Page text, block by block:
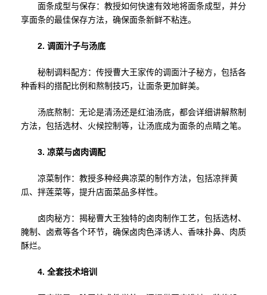
面条成型与保存：教授如何快速有效地将面条成型，并分
享面条的最佳保存方法，确保面条新鲜不粘连。
2. 调面汁子与汤底
秘制调料配方：传授曹大王家传的调面汁子秘方，包括各
种香料的搭配比例和熬制技巧，让面条更加鲜美。
汤底熬制：无论是清汤还是红油汤底，都会详细讲解熬制
方法，包括选材、火候控制等，让汤底成为面条的点睛之笔。
3. 凉菜与卤肉调配
凉菜制作：教授多种经典凉菜的制作方法，包括凉拌黄
瓜、拌莲菜等，提升店面菜品多样性。
卤肉秘方：揭秘曹大王独特的卤肉制作工艺，包括选材、
腌制、卤煮等各个环节，确保卤肉色泽诱人、香味扑鼻、肉质
酥烂。
4. 全套技术培训